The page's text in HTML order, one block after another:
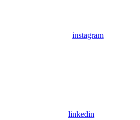
instagram
linkedin